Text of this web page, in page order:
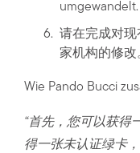
umgewandelt.
请在完成对
家机构的修改
Wie Pando Bucci
“首先，您可以获得
得一张未认证绿卡